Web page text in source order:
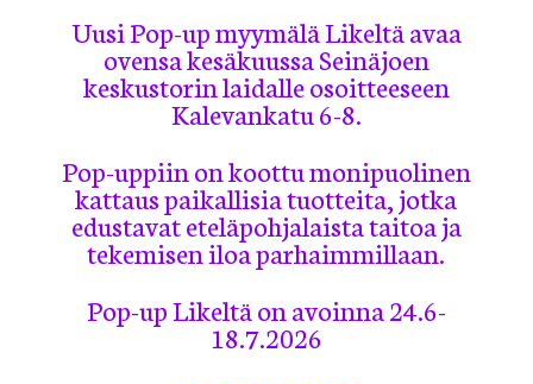
Uusi Pop-up myymälä Likeltä avaa
ovensa kesäkuussa Seinäjoen
keskustorin laidalle osoitteeseen
Kalevankatu 6-8.
Pop-uppiin on koottu monipuolinen
kattaus paikallisia tuotteita, jotka
edustavat eteläpohjalaista taitoa ja
tekemisen iloa parhaimmillaan.
Pop-up Likeltä on avoinna 24.6-
18.7.2026